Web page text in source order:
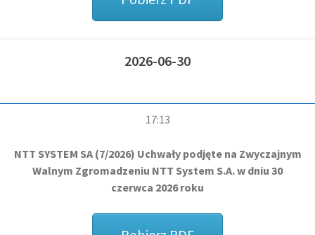
2026-06-30
17:13
NTT SYSTEM SA (7/2026) Uchwały podjęte na Zwyczajnym
Walnym Zgromadzeniu NTT System S.A. w dniu 30
czerwca 2026 roku